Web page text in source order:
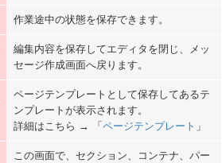
作業途中の状態を保存できます。
編集内容を保存してエディタを閉じ、メッ
セージ作成画面へ戻ります。
ページテンプレートとして保存してあるテ
ンプレートが表示されます。
詳細はこちら → 「 ページテンプレート 」
この画面で、セクション、コンテナ、パー